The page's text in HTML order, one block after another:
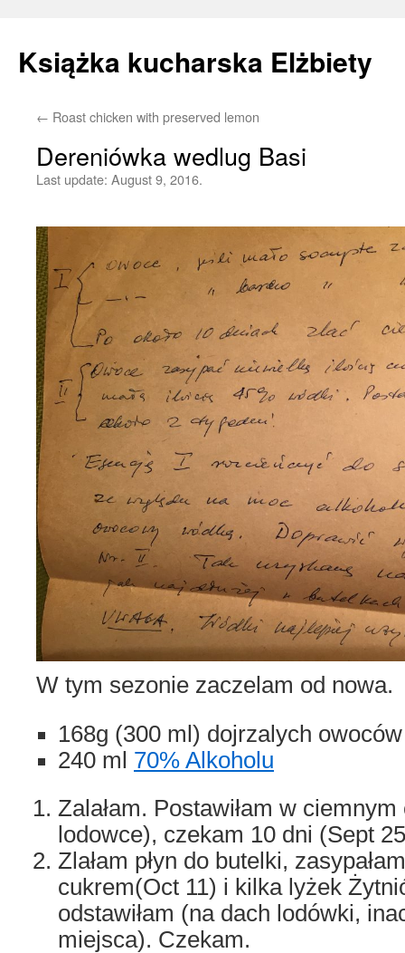
Książka kucharska Elżbiety
Skip
← Roast chicken with preserved lemon
Dereniówka wedlug Basi
Last update: August 9, 2016.
W tym sezonie zaczelam od nowa.
168g (300 ml) dojrzalych
240 ml 70% Alkoholu
Zalałam. Postawiłam w
lodowce), czekam 10 dni (Sept
Zlałam płyn do butelki,
cukrem(Oct 11) i kilka lyżek
odstawiłam (na dach lodówki,
miejsca). Czekam.